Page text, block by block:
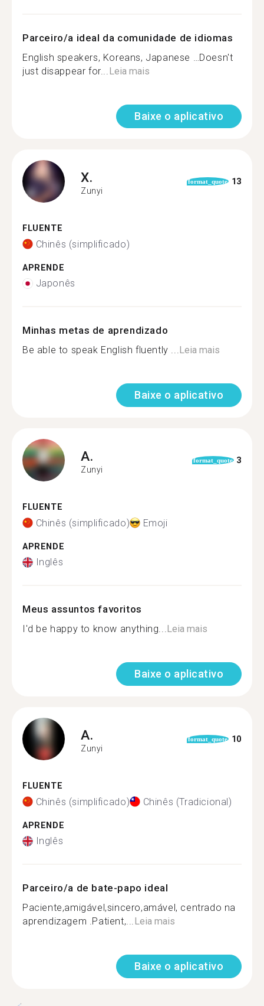
Parceiro/a ideal da comunidade de idiomas
English speakers, Koreans, Japanese …Doesn't
just disappear for...Leia mais
Baixe o aplicativo
X.
Zunyi
format_quote 13
FLUENTE
Chinês (simplificado)
APRENDE
Japonês
Minhas metas de aprendizado
Be able to speak English fluently ...Leia mais
Baixe o aplicativo
A.
Zunyi
format_quote 3
FLUENTE
Chinês (simplificado) Emoji
APRENDE
Inglês
Meus assuntos favoritos
I'd be happy to know anything...Leia mais
Baixe o aplicativo
A.
Zunyi
format_quote 10
FLUENTE
Chinês (simplificado) Chinês (Tradicional)
APRENDE
Inglês
Parceiro/a de bate-papo ideal
Paciente,amigável,sincero,amável, centrado na
aprendizagem .Patient,...Leia mais
Baixe o aplicativo